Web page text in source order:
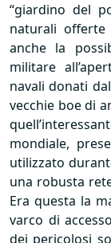
“giardino del
naturali
anche la
militare
navali donati
vecchie boe di
mondiale,
utilizzato
una robusta
Era questa la
varco di
dei pericolosi